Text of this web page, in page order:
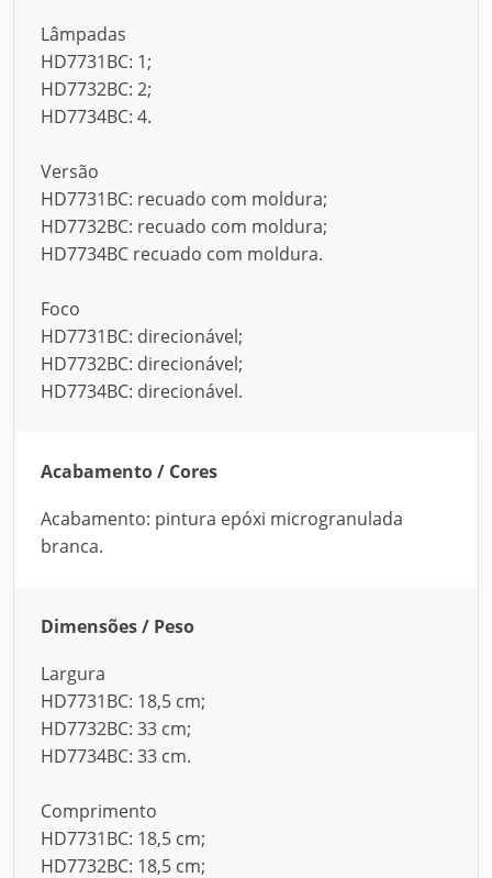
Lâmpadas
HD7731BC: 1;
HD7732BC: 2;
HD7734BC: 4.
Versão
HD7731BC: recuado com moldura;
HD7732BC: recuado com moldura;
HD7734BC recuado com moldura.
Foco
HD7731BC: direcionável;
HD7732BC: direcionável;
HD7734BC: direcionável.
Acabamento / Cores
Acabamento: pintura epóxi microgranulada
branca.
Dimensões / Peso
Largura
HD7731BC: 18,5 cm;
HD7732BC: 33 cm;
HD7734BC: 33 cm.
Comprimento
HD7731BC: 18,5 cm;
HD7732BC: 18,5 cm;